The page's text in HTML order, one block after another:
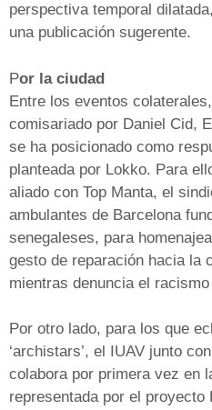
perspectiva temporal
una publicación sugerente.
Por la ciudad
Entre los eventos
comisariado por Daniel Cid,
se ha posicionado como
planteada por Lokko. Para
aliado con Top Manta, el
ambulantes de Barcelona
senegaleses, para
gesto de reparación hacia la
mientras denuncia el
Por otro lado, para los que
‘archistars’, el IUAV junto
colabora por primera vez en
representada por el proyecto